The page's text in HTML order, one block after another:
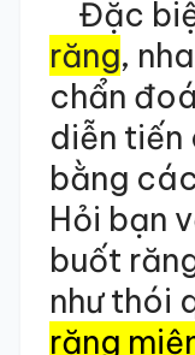
Đặc
răng,
chẩn
diễn tiến
bằng
Hỏi bạn
buốt
như thói
răng